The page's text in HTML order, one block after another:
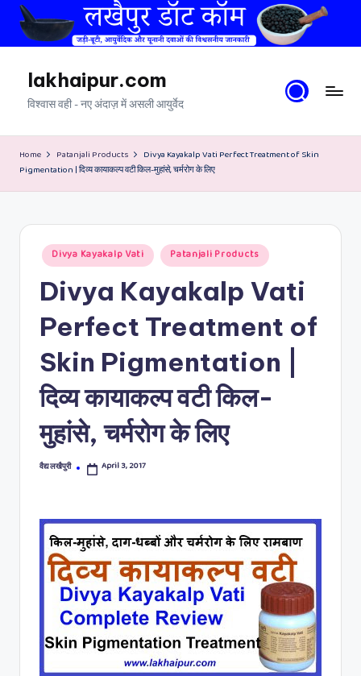
to
contentlakhaipur.com
विश्वास वही - नए अंदाज़ में असली आयुर्वेद
Home Patanjali Products
Divya Kayakalp Vati Perfect Treatment of Skin
Pigmentation | दिव्य कायाकल्प वटी किल-मुहांसे, चर्मरोग के लिए
Posted
in
Divya Kayakalp Vati Patanjali Products
Divya Kayakalp Vati
Perfect Treatment of
Skin Pigmentation |
दिव्य कायाकल्प वटी किल-
मुहांसे, चर्मरोग के लिए
Posted
वैद्य लखैपुरी April 3, 2017